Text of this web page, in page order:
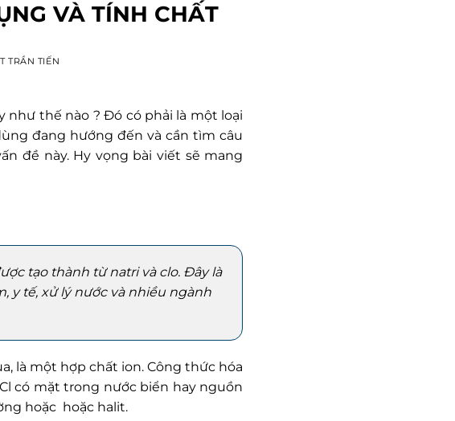
VÀ TÍNH CHẤT
TRẦN TIẾN
như thế nào ? Đó có phải là một loại
đang hướng đến và cần tìm câu
đề này. Hy vọng bài viết sẽ mang
tạo thành từ natri và clo. Đây là
y tế, xử lý nước và nhiều ngành
là một hợp chất ion. Công thức hóa
có mặt trong nước biển hay nguồn
hoặc hoặc halit.